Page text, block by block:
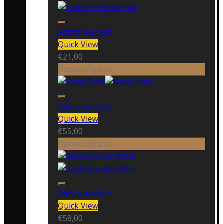
Add to wishlist
Quick View
€21,00
Προτεινόμενο
Add to wishlist
Quick View
€55,00
Προτεινόμενο
Add to wishlist
Quick View
€58,00